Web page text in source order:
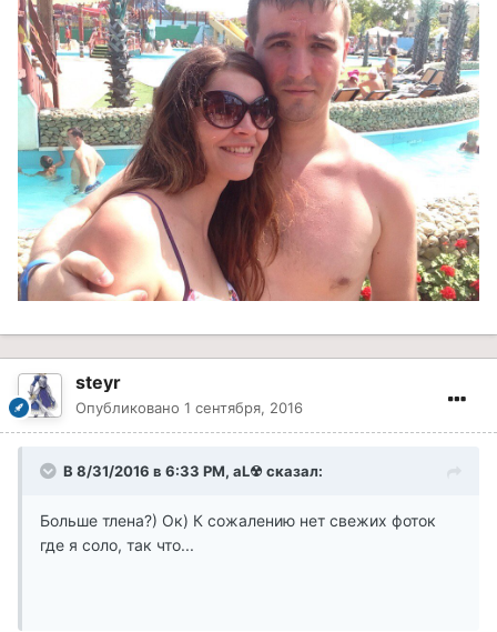
steyr
Опубликовано 1 сентября, 2016
В 8/31/2016 в 6:33 PM, aL☢ сказал:
Больше тлена?) Ок) К сожалению нет свежих фоток
где я соло, так что...